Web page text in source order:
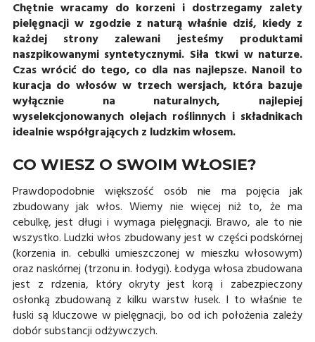
Chętnie wracamy do korzeni i dostrzegamy zalety
pielęgnacji w zgodzie z naturą właśnie dziś, kiedy z
każdej strony zalewani jesteśmy produktami
naszpikowanymi syntetycznymi. Siła tkwi w naturze.
Czas wrócić do tego, co dla nas najlepsze. Nanoil to
kuracja do włosów w trzech wersjach, która bazuje
wyłącznie na naturalnych, najlepiej
wyselekcjonowanych olejach roślinnych i składnikach
idealnie współgrających z ludzkim włosem.
CO WIESZ O SWOIM WŁOSIE?
Prawdopodobnie większość osób nie ma pojęcia jak
zbudowany jak włos. Wiemy nie więcej niż to, że ma
cebulkę, jest długi i wymaga pielęgnacji. Brawo, ale to nie
wszystko. Ludzki włos zbudowany jest w części podskórnej
(korzenia in. cebulki umieszczonej w mieszku włosowym)
oraz naskórnej (trzonu in. łodygi). Łodyga włosa zbudowana
jest z rdzenia, który okryty jest korą i zabezpieczony
osłonką zbudowaną z kilku warstw łusek. I to właśnie te
łuski są kluczowe w pielęgnacji, bo od ich położenia zależy
dobór substancji odżywczych.